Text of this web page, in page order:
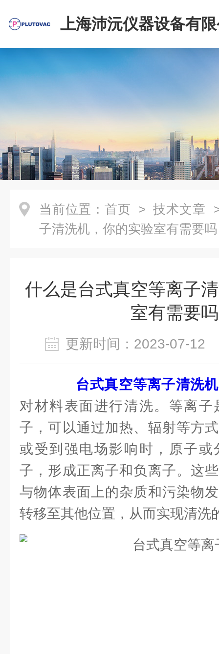
上海沛沅仪器设备有
当前位置： 首页 > 技术文章
子清洗机，你的实验室有需要
什么是台式真空等离子
室有需要
更新时间：2023-07-
台式真空等离子清洗机
对材料表面进行清洗。等离
子，可以通过加热、辐射等方
或受到强电场影响时，原子或
子，形成正离子和负离子。这
与物体表面上的杂质和污染物
转移至其他位置，从而实现清洗